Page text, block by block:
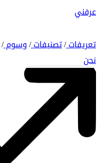
عرفني
تعريفات/ تصنيفات/ وسوم/
نحن